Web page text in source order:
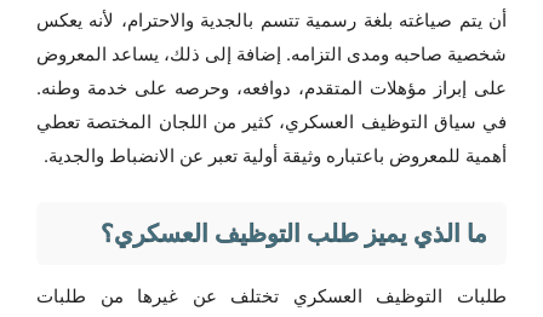
أن يتم صياغته بلغة رسمية تتسم بالجدية والاحترام، لأنه يعكس
شخصية صاحبه ومدى التزامه. إضافة إلى ذلك، يساعد المعروض
على إبراز مؤهلات المتقدم، دوافعه، وحرصه على خدمة وطنه.
في سياق التوظيف العسكري، كثير من اللجان المختصة تعطي
أهمية للمعروض باعتباره وثيقة أولية تعبر عن الانضباط والجدية.
ما الذي يميز طلب التوظيف العسكري؟
طلبات التوظيف العسكري تختلف عن غيرها من طلبات